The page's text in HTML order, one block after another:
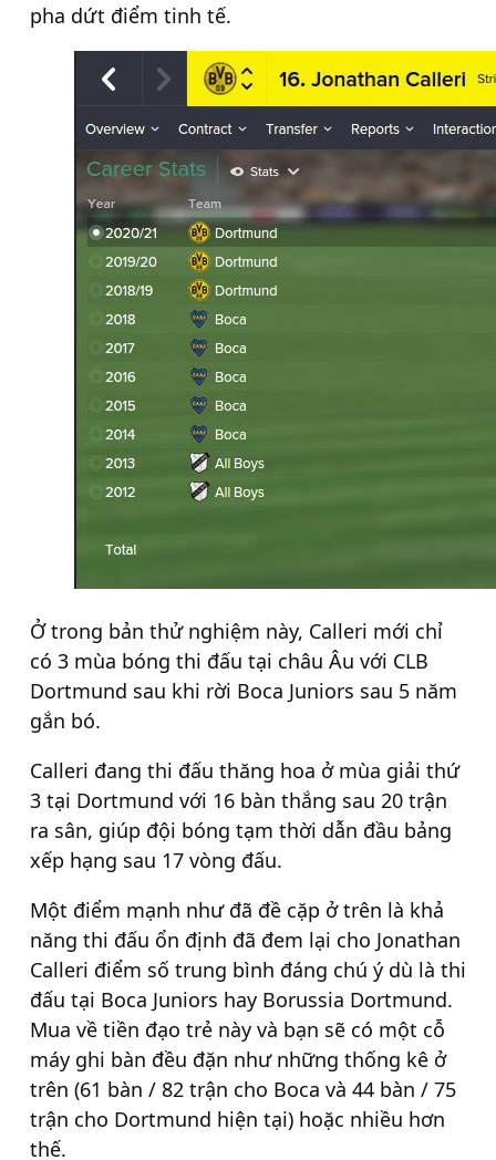
pha dứt điểm tinh tế.
Ở trong bản thử nghiệm này, Calleri mới chỉ
có 3 mùa bóng thi đấu tại châu Âu với CLB
Dortmund sau khi rời Boca Juniors sau 5 năm
gắn bó.
Calleri đang thi đấu thăng hoa ở mùa giải thứ
3 tại Dortmund với 16 bàn thắng sau 20 trận
ra sân, giúp đội bóng tạm thời dẫn đầu bảng
xếp hạng sau 17 vòng đấu.
Một điểm mạnh như đã đề cặp ở trên là khả
năng thi đấu ổn định đã đem lại cho Jonathan
Calleri điểm số trung bình đáng chú ý dù là thi
đấu tại Boca Juniors hay Borussia Dortmund.
Mua về tiền đạo trẻ này và bạn sẽ có một cỗ
máy ghi bàn đều đặn như những thống kê ở
trên (61 bàn / 82 trận cho Boca và 44 bàn / 75
trận cho Dortmund hiện tại) hoặc nhiều hơn
thế.